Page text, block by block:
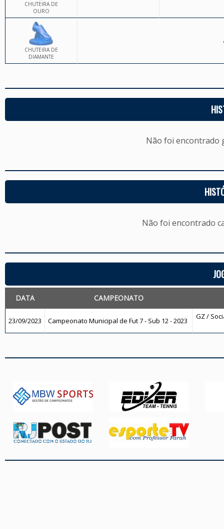
CHUTEIRA DE
OURO
CHUTEIRA DE
DIAMANTE
Não foi encontrado
Não foi encontrado
DATA CAMPEONATO
23/09/2023 Campeonato Municipal de Fut 7 - Sub 12 - 2023 GZ /